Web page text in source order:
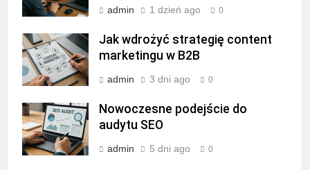
admin 1 dzień ago 0
Jak wdrożyć strategię content
marketingu w B2B
admin 3 dni ago 0
Nowoczesne podejście do
audytu SEO
admin 5 dni ago 0